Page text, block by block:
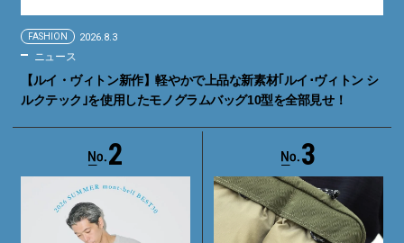
FASHION 2026.8.3
ニュース
【ルイ・ヴィトン新作】軽やかで上品な新素材｢ルイ･ヴィトン シ
ルクテック｣を使用したモノグラムバッグ10型を全部見せ！
2 3